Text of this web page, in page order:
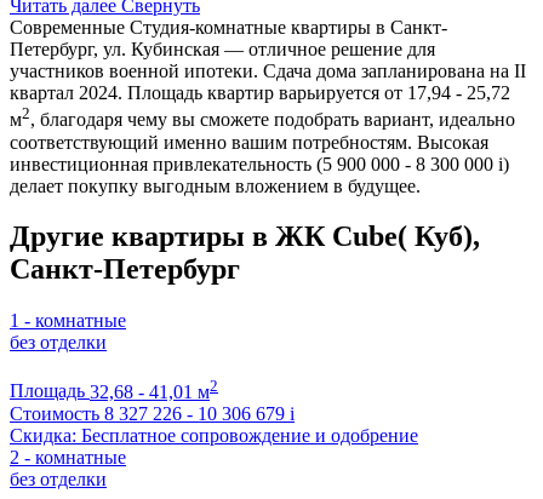
Читать далее Свернуть
Современные Студия-комнатные квартиры в Санкт-
Петербург, ул. Кубинская — отличное решение для
участников военной ипотеки. Сдача дома запланирована на II
квартал 2024. Площадь квартир варьируется от 17,94 - 25,72
м2, благодаря чему вы сможете подобрать вариант, идеально
соответствующий именно вашим потребностям. Высокая
инвестиционная привлекательность (5 900 000 - 8 300 000 i)
делает покупку выгодным вложением в будущее.
Другие квартиры в ЖК Cube( Куб),
Санкт-Петербург
1 - комнатные
без отделки
Площадь 32,68 - 41,01 м2
Стоимость 8 327 226 - 10 306 679 i
Скидка: Бесплатное сопровождение и одобрение
2 - комнатные
без отделки